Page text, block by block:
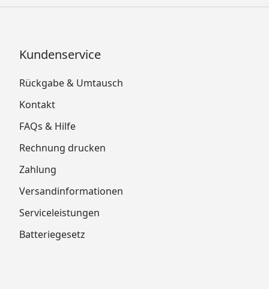
Kundenservice
Rückgabe & Umtausch
Kontakt
FAQs & Hilfe
Rechnung drucken
Zahlung
Versandinformationen
Serviceleistungen
Batteriegesetz